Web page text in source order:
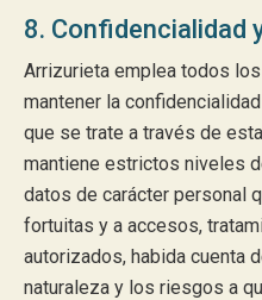
8. Confidencialidad
Arrizurieta emplea todos
mantener la
que se trate a través de
mantiene estrictos niveles
datos de carácter personal
fortuitas y a accesos,
autorizados, habida cuenta
naturaleza y los riesgos a